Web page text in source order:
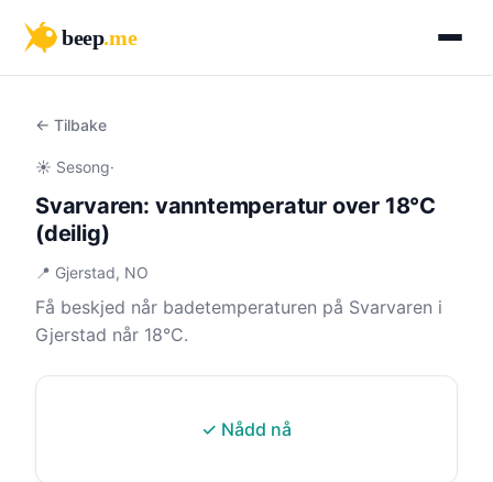
beep.me
← Tilbake
☀️ Sesong·
Svarvaren: vanntemperatur over 18°C
(deilig)
📍 Gjerstad, NO
Få beskjed når badetemperaturen på Svarvaren i
Gjerstad når 18°C.
✓ Nådd nå